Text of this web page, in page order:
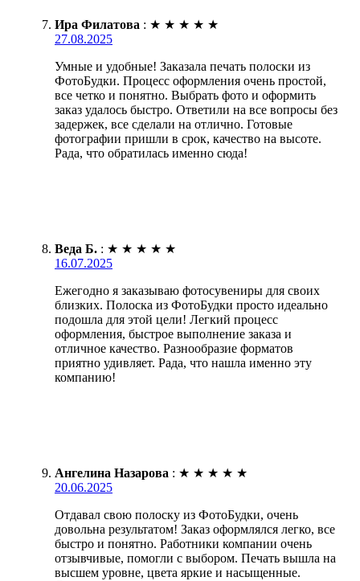
Ира Филатова : ★ ★ ★ ★ ★
27.08.2025
Умные и удобные! Заказала печать полоски из
ФотоБудки. Процесс оформления очень простой,
все четко и понятно. Выбрать фото и оформить
заказ удалось быстро. Ответили на все вопросы без
задержек, все сделали на отлично. Готовые
фотографии пришли в срок, качество на высоте.
Рада, что обратилась именно сюда!
Веда Б. : ★ ★ ★ ★ ★
16.07.2025
Ежегодно я заказываю фотосувениры для своих
близких. Полоска из ФотоБудки просто идеально
подошла для этой цели! Легкий процесс
оформления, быстрое выполнение заказа и
отличное качество. Разнообразие форматов
приятно удивляет. Рада, что нашла именно эту
компанию!
Ангелина Назарова : ★ ★ ★ ★ ★
20.06.2025
Отдавал свою полоску из ФотоБудки, очень
довольна результатом! Заказ оформлялся легко, все
быстро и понятно. Работники компании очень
отзывчивые, помогли с выбором. Печать вышла на
высшем уровне, цвета яркие и насыщенные.